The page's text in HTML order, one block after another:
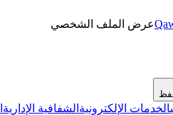
عرض الملف الشخصي
الخدمات الإلكترونية الشفافية الإدارية